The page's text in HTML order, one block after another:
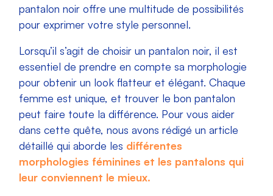
pantalon noir offre une multitude de possibilités
pour exprimer votre style personnel.
Lorsqu’il s’agit de choisir un pantalon noir, il est
essentiel de prendre en compte sa morphologie
pour obtenir un look flatteur et élégant. Chaque
femme est unique, et trouver le bon pantalon
peut faire toute la différence. Pour vous aider
dans cette quête, nous avons rédigé un article
détaillé qui aborde les différentes
morphologies féminines et les pantalons qui
leur conviennent le mieux.